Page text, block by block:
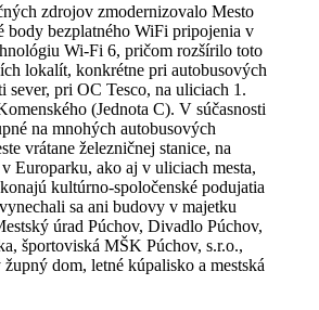
zdrojov zmodernizovalo Mesto
body bezplatného WiFi pripojenia v
Wi-Fi 6, pričom rozšírilo toto
lokalít, konkrétne pri autobusových
sever, pri OC Tesco, na uliciach 1.
(Jednota C). V súčasnosti
na mnohých autobusových
vrátane železničnej stanice, na
Europarku, ako aj v uliciach mesta,
kultúrno-spoločenské podujatia
sa ani budovy v majetku
úrad Púchov, Divadlo Púchov,
športoviská MŠK Púchov, s.r.o.,
dom, letné kúpalisko a mestská